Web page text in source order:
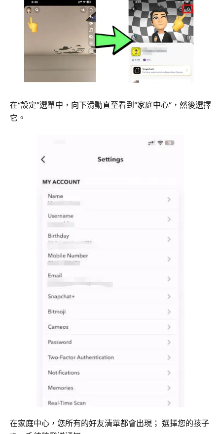
在“設定”選單中，向下滑動直至看到“家庭中心”，然後選擇
它。
在家庭中心，您所有的好友清單都會出現； 選擇您的孩子